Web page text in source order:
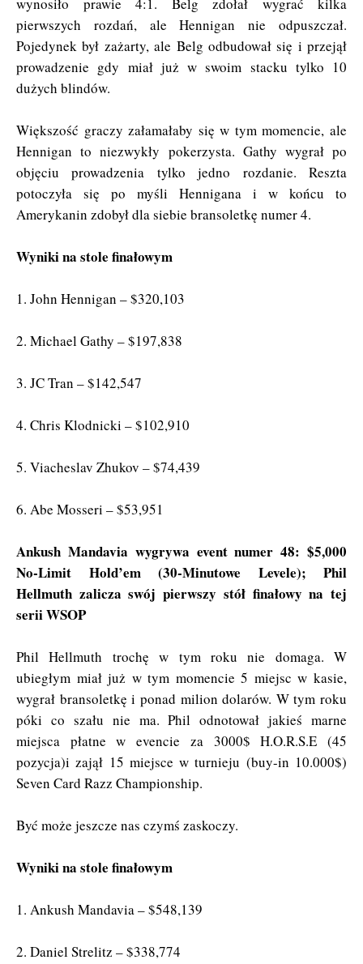
pierwszych rozdań, ale Hennigan nie odpuszczał.
Pojedynek był zażarty, ale Belg odbudował się i przejął
prowadzenie gdy miał już w swoim stacku tylko 10
dużych blindów.
Większość graczy załamałaby się w tym momencie, ale
Hennigan to niezwykły pokerzysta. Gathy wygrał po
objęciu prowadzenia tylko jedno rozdanie. Reszta
potoczyła się po myśli Hennigana i w końcu to
Amerykanin zdobył dla siebie bransoletkę numer 4.
Wyniki na stole finałowym
1. John Hennigan – $320,103
2. Michael Gathy – $197,838
3. JC Tran – $142,547
4. Chris Klodnicki – $102,910
5. Viacheslav Zhukov – $74,439
6. Abe Mosseri – $53,951
Ankush Mandavia wygrywa event numer 48: $5,000
No-Limit Hold’em (30-Minutowe Levele); Phil
Hellmuth zalicza swój pierwszy stół finałowy na tej
serii WSOP
Phil Hellmuth trochę w tym roku nie domaga. W
ubiegłym miał już w tym momencie 5 miejsc w kasie,
wygrał bransoletkę i ponad milion dolarów. W tym roku
póki co szału nie ma. Phil odnotował jakieś marne
miejsca płatne w evencie za 3000$ H.O.R.S.E (45
pozycja)i zajął 15 miejsce w turnieju (buy-in 10.000$)
Seven Card Razz Championship.
Być może jeszcze nas czymś zaskoczy.
Wyniki na stole finałowym
1. Ankush Mandavia – $548,139
2. Daniel Strelitz – $338,774